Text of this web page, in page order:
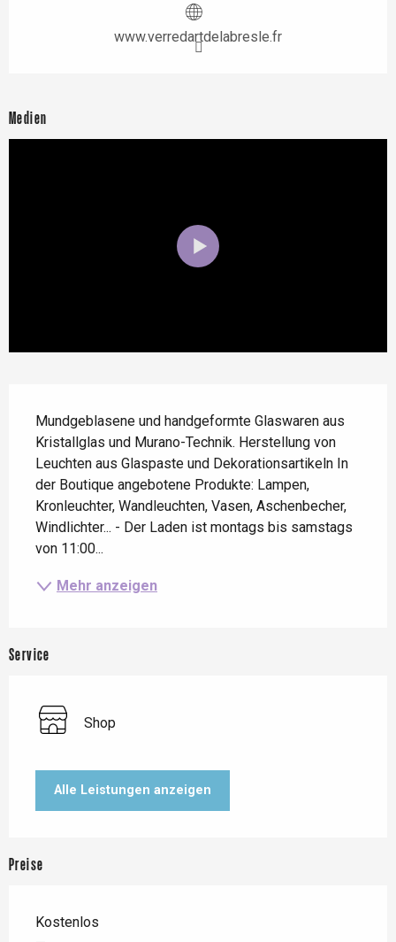
www.verredartdelabresle.fr
Medien
Mundgeblasene und handgeformte Glaswaren aus
Kristallglas und Murano-Technik. Herstellung von
Leuchten aus Glaspaste und Dekorationsartikeln In
der Boutique angebotene Produkte: Lampen,
Kronleuchter, Wandleuchten, Vasen, Aschenbecher,
Windlichter... - Der Laden ist montags bis samstags
von 11:00...
Mehr anzeigen
Service
Shop
Alle Leistungen anzeigen
Preise
Kostenlos